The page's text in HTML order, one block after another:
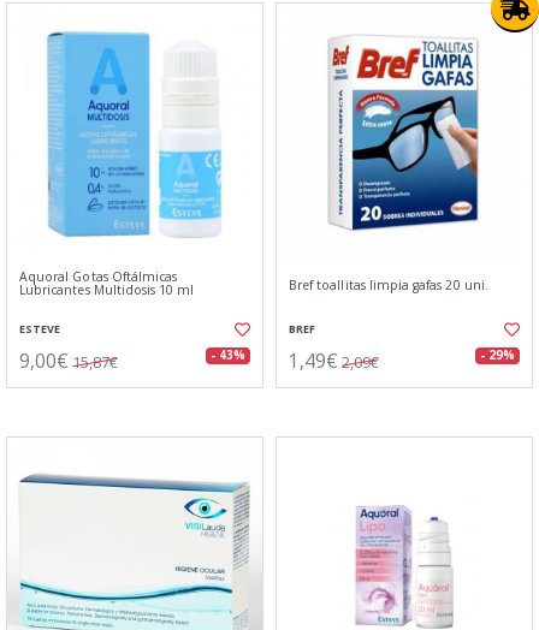
Aquoral Gotas Oftálmicas
Lubricantes Multidosis 10 ml
ESTEVE
9,00€ 15,87€ - 43%
Bref toallitas limpia gafas 20 uni.
BREF
1,49€ 2,09€ - 29%